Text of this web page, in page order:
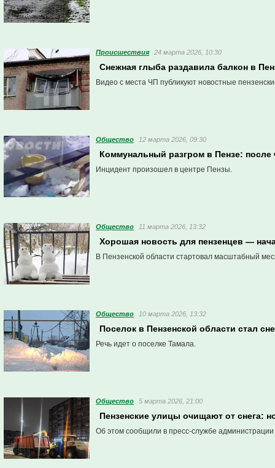
Проиcшествия 24 марта 2026, 10:30
Снежная глыба раздавила балкон в
Видео с места ЧП публикуют новостные
Общество 12 марта 2026, 09:30
Коммунальный разгром в Пензе:
Инцидент произошел в центре Пензы.
Общество 11 марта 2026, 13:32
Хорошая новость для пензенцев —
В Пензенской области стартовал масштабный
Общество 10 марта 2026, 13:32
Поселок в Пензенской области стал
Речь идет о поселке Тамала.
Общество 5 марта 2026, 21:00
Пензенские улицы очищают от снега:
Об этом сообщили в пресс-службе